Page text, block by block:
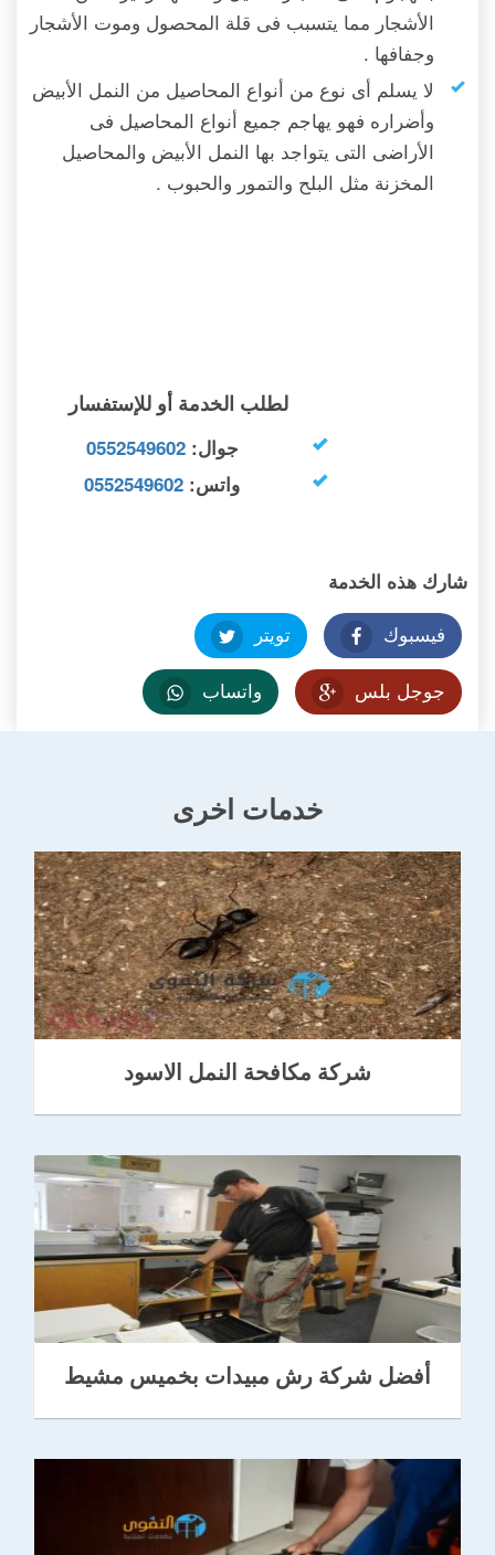
الأشجار مما يتسبب فى قلة المحصول وموت الأشجار
وجفافها .
لا يسلم أى نوع من أنواع المحاصيل من النمل الأبيض
وأضراره فهو يهاجم جميع أنواع المحاصيل فى
الأراضى التى يتواجد بها النمل الأبيض والمحاصيل
المخزنة مثل البلح والتمور والحبوب .
لطلب الخدمة أو للإستفسار
جوال:0552549602
واتس: 0552549602
شارك هذه الخدمة
فيسبوك تويتر
جوجل بلس واتساب
خدمات اخرى
شركة مكافحة النمل الاسود
أفضل شركة رش مبيدات بخميس مشيط